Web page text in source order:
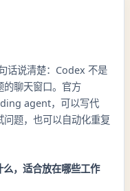
话说清楚：Codex 不是
的聊天窗口。官方
agent，可以写代
题，也可以自动化重复
，适合放在哪些工作